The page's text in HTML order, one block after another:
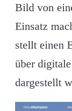
Bild von
Einsatz
stellt einen
über
dargestellt